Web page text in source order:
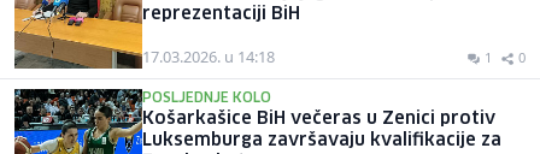
reprezentaciji BiH
17.03.2026. u 14:18 1 0
POSLJEDNJE KOLO
Košarkašice BiH večeras u Zenici protiv
Luksemburga završavaju kvalifikacije za